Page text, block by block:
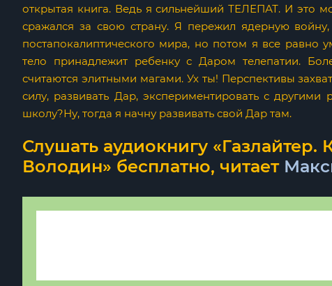
открытая книга. Ведь я сильнейший ТЕЛЕПАТ. И это
сражался за свою страну. Я пережил ядерную
постапокалиптического мира, но потом я все равно
тело принадлежит ребенку с Даром телепатии.
считаются элитными магами. Ух ты! Перспективы
силу, развивать Дар, экспериментировать с
школу?Ну, тогда я начну развивать свой Дар там.
Слушать аудиокнигу «Газлайтер.
Володин» бесплатно, читает